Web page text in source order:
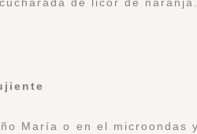
María o en el microondas